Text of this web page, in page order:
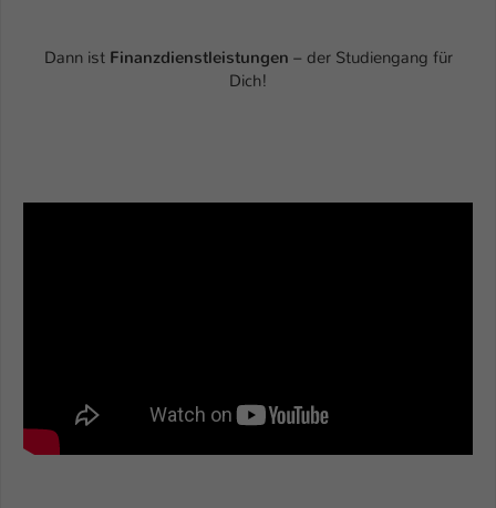
Dann ist Finanzdienstleistungen – der Studiengang für
Dich!
Speicherung Ihrer vorgenommen
Einstellungen, falls der Webseiten-
wiedererkannt werden und es wird ihm